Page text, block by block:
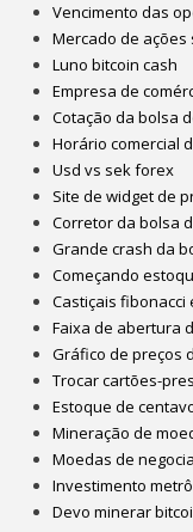
Vencimento das
Mercado de ações
Luno bitcoin cash
Empresa de
Cotação da bolsa
Horário comercial
Usd vs sek forex
Site de widget de
Corretor da bolsa
Grande crash da
Começando
Castiçais
Faixa de abertura
Gráfico de preços
Trocar cartões-
Estoque de
Mineração de
Moedas de
Investimento
Devo minerar